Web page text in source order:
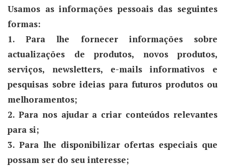
Usamos as informações pessoais das seguintes
formas:
1. Para lhe fornecer informações sobre
actualizações de produtos, novos produtos,
serviços, newsletters, e-mails informativos e
pesquisas sobre ideias para futuros produtos ou
melhoramentos;
2. Para nos ajudar a criar conteúdos relevantes
para si;
3. Para lhe disponibilizar ofertas especiais que
possam ser do seu interesse;